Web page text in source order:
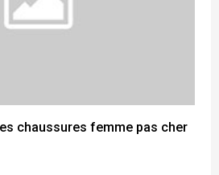
chaussures femme pas cher